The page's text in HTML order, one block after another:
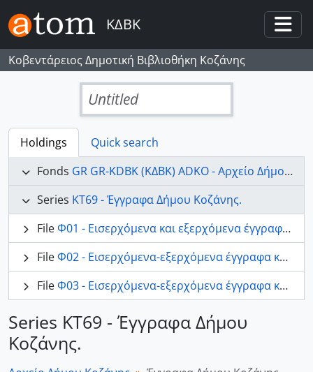
Skip to main content
ΚΔΒΚ
Κοβεντάρειος Δημοτική Βιβλιοθήκη Κοζάνης
Untitled
Holdings
Quick search
Fonds GR GR-KDBK (ΚΔΒΚ) ADKO - Αρχείο Δήμου Κοζάνης
Series ΚΤ69 - Έγγραφα Δήμου Κοζάνης.
FileΦ01 - Εισερχόμενα και εξερχόμενα έγγραφα-Αλληλογραφία.
FileΦ02 - Εισερχόμενα-εξερχόμενα έγγραφα και εσωτερική αλληλογραφία.
FileΦ03 - Εισερχόμενα-εξερχόμενα έγγραφα και εσωτερική αλληλογραφία.
Series ΚΤ69 - Έγγραφα Δήμου
Κοζάνης.